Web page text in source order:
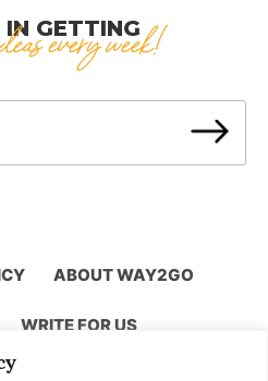
GETTING
every week!
ABOUT WAY2GO
WRITE FOR US